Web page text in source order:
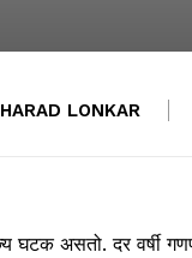
LONKAR
घटक असतो. दर वर्षी